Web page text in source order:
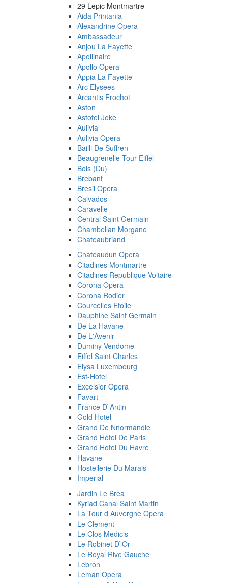
29 Lepic Montmartre
Aida Printania
Alexandrine Opera
Ambassadeur
Anjou La Fayette
Apollinaire
Apollo Opera
Appia La Fayette
Arc Elysees
Arcantis Frochot
Aston
Astotel Joke
Aulivia
Aulivia Opera
Bailli De Suffren
Beaugrenelle Tour Eiffel
Bois (Du)
Brebant
Bresil Opera
Calvados
Caravelle
Central Saint Germain
Chambellan Morgane
Chateaubriand
Chateaudun Opera
Citadines Montmartre
Citadines Republique Voltaire
Corona Opera
Corona Rodier
Courcelles Etoile
Dauphine Saint Germain
De La Havane
De L'Avenir
Duminy Vendome
Eiffel Saint Charles
Elysa Luxembourg
Est-Hotel
Excelsior Opera
Favart
France D`Antin
Gold Hotel
Grand De Nnormandie
Grand Hotel De Paris
Grand Hotel Du Havre
Havane
Hostellerie Du Marais
Imperial
Jardin Le Brea
Kyriad Canal Saint Martin
La Tour d Auvergne Opera
Le Clement
Le Clos Medicis
Le Robinet D`Or
Le Royal Rive Gauche
Lebron
Leman Opera